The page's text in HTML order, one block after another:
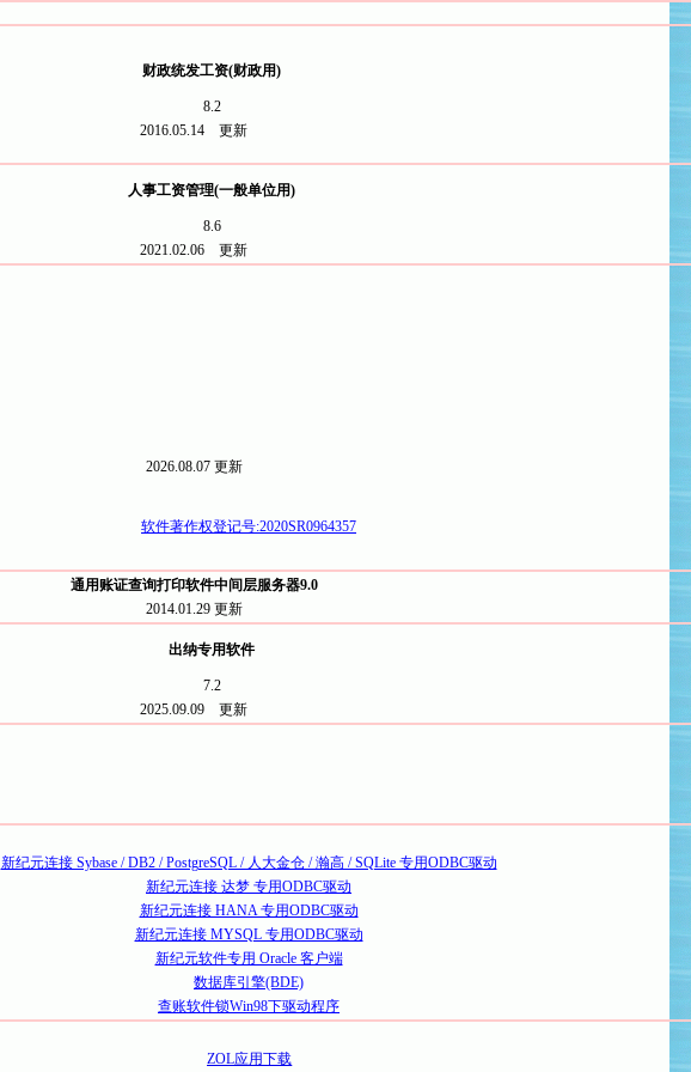
财政统发工资(财政用)
8.2
2016.05.14 更新
人事工资管理(一般单位用)
8.6
2021.02.06 更新
2026.08.07 更新
软件著作权登记号:2020SR0964357
通用账证查询打印软件中间层服务器9.0
2014.01.29 更新
出纳专用软件
7.2
2025.09.09 更新
新纪元连接 Sybase / DB2 / PostgreSQL / 人大金仓 / 瀚高 / SQLite 专用ODBC驱动
新纪元连接 达梦 专用ODBC驱动
新纪元连接 HANA 专用ODBC驱动
新纪元连接 MYSQL 专用ODBC驱动
新纪元软件专用 Oracle 客户端
数据库引擎(BDE)
查账软件锁Win98下驱动程序
ZOL应用下载